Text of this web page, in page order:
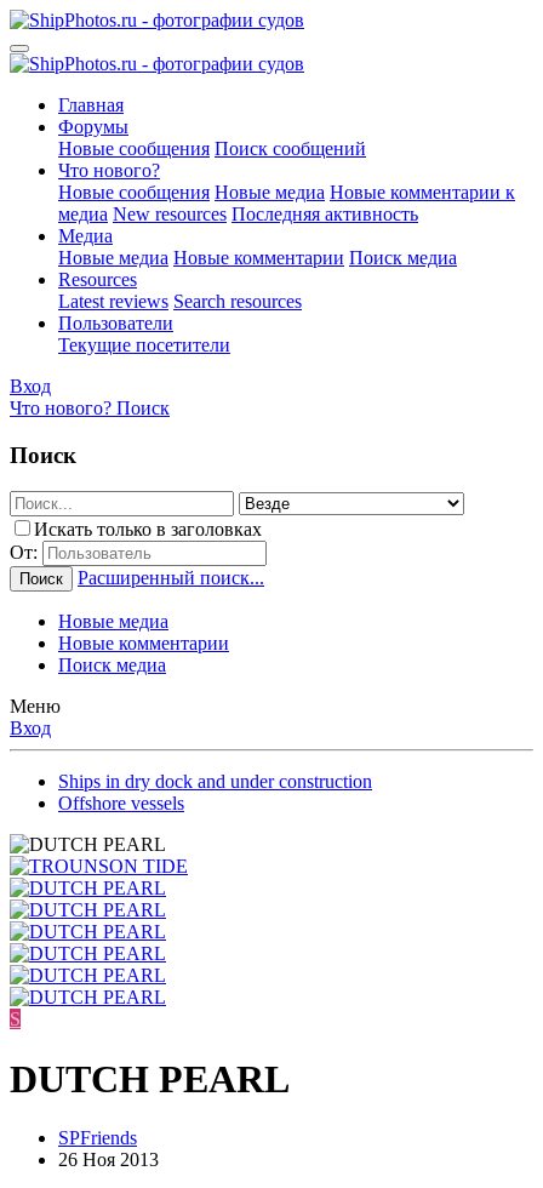
Главная
Форумы
Новые сообщения Поиск сообщений
Что нового?
Новые сообщения Новые медиа Новые комментарии к
медиа New resources Последняя активность
Медиа
Новые медиа Новые комментарии Поиск медиа
Resources
Latest reviews Search resources
Пользователи
Текущие посетители
Вход
Что нового? Поиск
Поиск
Искать только в заголовках
От:
Поиск Расширенный поиск...
Новые медиа
Новые комментарии
Поиск медиа
Меню
Вход
Ships in dry dock and under construction
Offshore vessels
S
DUTCH PEARL
SPFriends
26 Ноя 2013